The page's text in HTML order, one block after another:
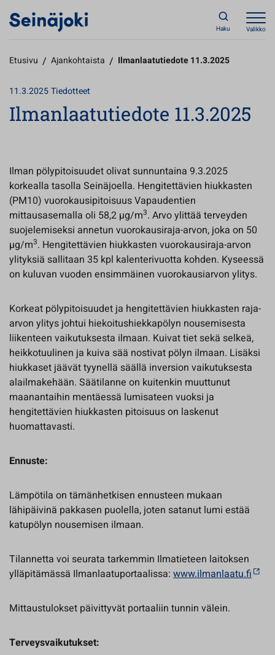
Haku Valikko
Etusivu / Ajankohtaista / Ilmanlaatutiedote 11.3.2025
11.3.2025Tiedotteet
Ilmanlaatutiedote 11.3.2025
Ilman pölypitoisuudet olivat sunnuntaina 9.3.2025
korkealla tasolla Seinäjoella. Hengitettävien hiukkasten
(PM10) vuorokausipitoisuus Vapaudentien
mittausasemalla oli 58,2 µg/m3. Arvo ylittää terveyden
suojelemiseksi annetun vuorokausiraja-arvon, joka on 50
µg/m3. Hengitettävien hiukkasten vuorokausiraja-arvon
ylityksiä sallitaan 35 kpl kalenterivuotta kohden. Kyseessä
on kuluvan vuoden ensimmäinen vuorokausiarvon ylitys.
Korkeat pölypitoisuudet ja hengitettävien hiukkasten raja-
arvon ylitys johtui hiekoitushiekkapölyn nousemisesta
liikenteen vaikutuksesta ilmaan. Kuivat tiet sekä selkeä,
heikkotuulinen ja kuiva sää nostivat pölyn ilmaan. Lisäksi
hiukkaset jäävät tyynellä säällä inversion vaikutuksesta
alailmakehään. Säätilanne on kuitenkin muuttunut
maanantaihin mentäessä lumisateen vuoksi ja
hengitettävien hiukkasten pitoisuus on laskenut
huomattavasti.
Ennuste:
Lämpötila on tämänhetkisen ennusteen mukaan
lähipäivinä pakkasen puolella, joten satanut lumi estää
katupölyn nousemisen ilmaan.
Tilannetta voi seurata tarkemmin Ilmatieteen laitoksen
ylläpitämässä Ilmanlaatuportaalissa: www.ilmanlaatu.fi
Mittaustulokset päivittyvät portaaliin tunnin välein.
Terveysvaikutukset: